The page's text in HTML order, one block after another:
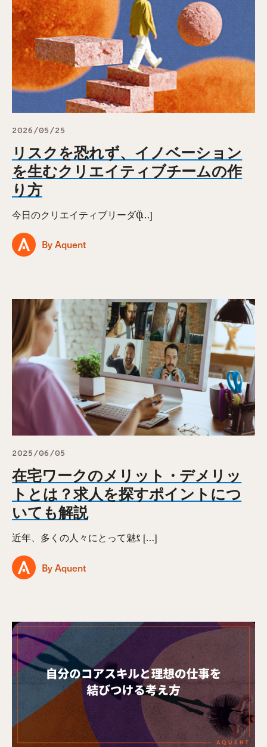
2026/05/25
リスクを恐れず、イノベーション
を生むクリエイティブチームの作
り方
今日のクリエイティブリーダӦ […]
By Aquent
2025/06/05
在宅ワークのメリット・デメリッ
トとは？求人を探すポイントにつ
いても解説
近年、多くの人々にとって魅ࡂ […]
By Aquent